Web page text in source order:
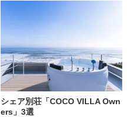
シェア別荘「COCO VILLA Own
ers」3選